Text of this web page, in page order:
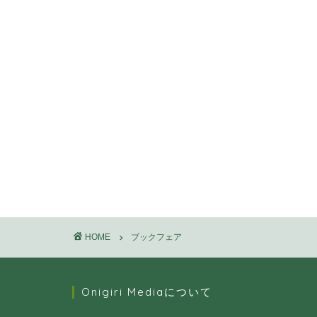
HOME ブックフェア
Onigiri Mediaについて